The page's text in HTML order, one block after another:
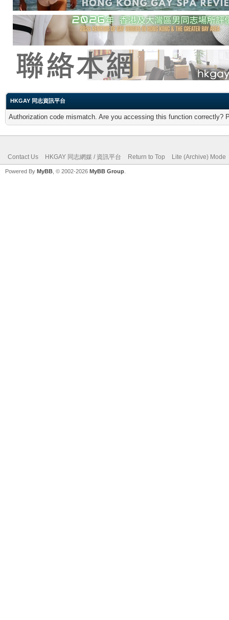
HKGAY 同志資訊平台
Authorization code mismatch. Are you accessing this function correctly?
Contact Us HKGAY 同志網媒 / 資訊平台 Return to Top Lite (Archive) Mode
Powered By MyBB , © 2002-2026 MyBB Group